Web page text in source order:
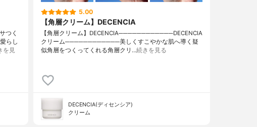
つく
らし
を見
5.00
【角層クリーム】DECENCIA
【角層クリーム】DECENCIA────────────DECENCIA
クリーム────────────美しくすこやかな肌へ導く疑
似角層をつくってくれる角層クリ…続きを見る
DECENCIA(ディセンシア)
クリーム